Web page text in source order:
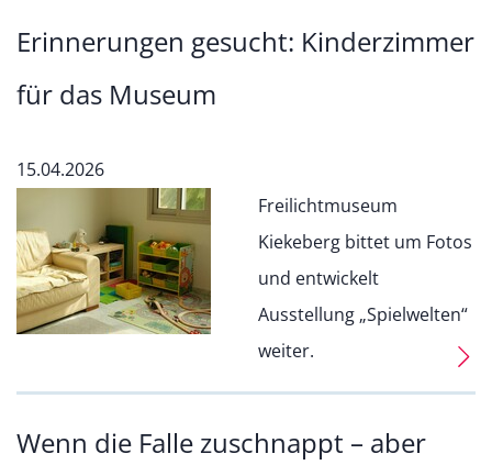
Erinnerungen gesucht: Kinderzimmer
für das Museum
15.04.2026
Freilichtmuseum
Kiekeberg bittet um Fotos
und entwickelt
Ausstellung „Spielwelten“
weiter.
Wenn die Falle zuschnappt – aber